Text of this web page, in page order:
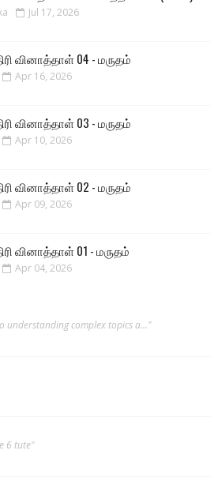
Jul 17, 2026
வினாத்தாள் 04 - மருதம்
Apr 16, 2026
வினாத்தாள் 03 - மருதம்
Apr 10, 2026
வினாத்தாள் 02 - மருதம்
Apr 09, 2026
வினாத்தாள் 01 - மருதம்
Apr 04, 2026
understanding complex topics a..."
6 tute"